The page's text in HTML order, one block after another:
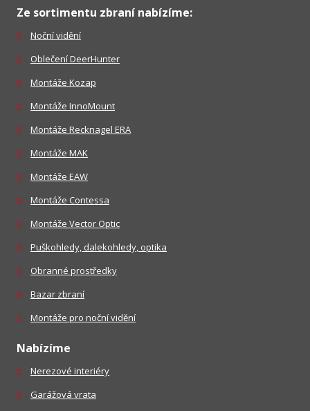
Ze sortimentu zbraní nabízíme:
Noční vidění
Oblečení DeerHunter
Montáže Kozap
Montáže InnoMount
Montáže Recknagel ERA
Montáže MAK
Montáže EAW
Montáže Contessa
Montáže Vector Optic
Puškohledy, dalekohledy, optika
Obranné prostředky
Bazar zbraní
Montáže pro noční vidění
Nabízíme
Nerezové interiéry
Garážová vrata